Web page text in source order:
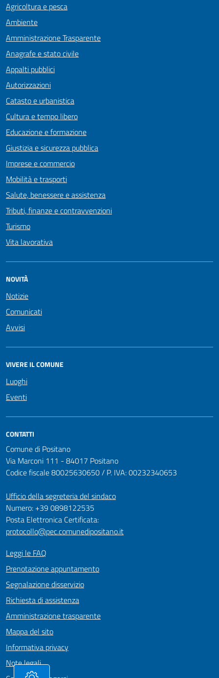
Agricoltura e pesca
Ambiente
Amministrazione Trasparente
Anagrafe e stato civile
Appalti pubblici
Autorizzazioni
Catasto e urbanistica
Cultura e tempo libero
Educazione e formazione
Giustizia e sicurezza pubblica
Imprese e commercio
Mobilità e trasporti
Salute, benessere e assistenza
Tributi, finanze e contravvenzioni
Turismo
Vita lavorativa
NOVITÀ
Notizie
Comunicati
Avvisi
VIVERE IL COMUNE
Luoghi
Eventi
CONTATTI
Comune di Positano
Via Marconi 111 - 84017 Positano
Codice fiscale 80025630650 / P. IVA: 00232340653
Ufficio della segreteria del sindaco
Numero: +39 0898122535
Posta Elettronica Certificata:
protocollo@pec.comunedipositano.it
Leggi le FAQ
Prenotazione appuntamento
Segnalazione disservizio
Richiesta di assistenza
Amministrazione trasparente
Mappa del sito
Informativa privacy
Note legali